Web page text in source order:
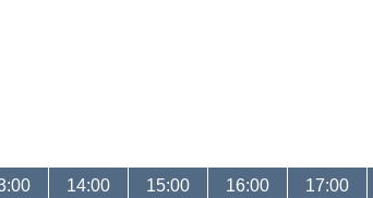
14:00 15:00 16:00 17:00